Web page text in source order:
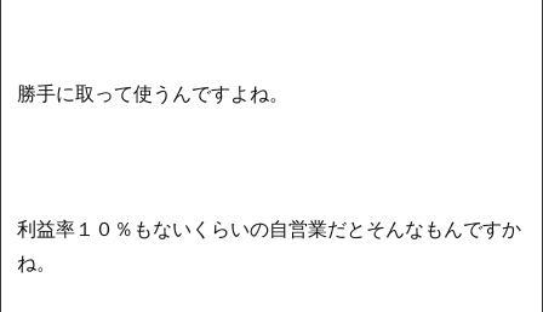
勝手に取って使うんですよね。
利益率１０％もないくらいの自営業だとそんなもんですか
ね。